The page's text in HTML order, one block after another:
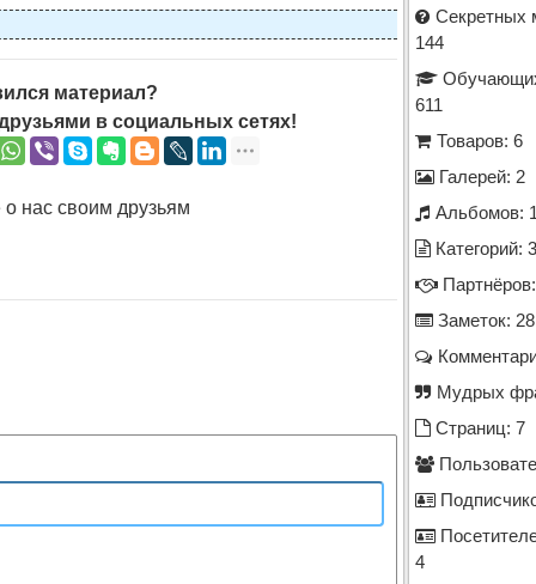
материал?
в социальных сетях!
о нас своим друзьям
Секретных
144
611
Товаров: 6
Галерей: 2
Альбомов:
Категорий:
Заметок: 28
Мудрых
Страниц: 7
4